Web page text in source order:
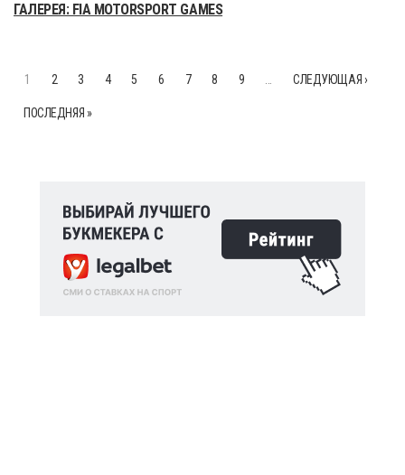
ГАЛЕРЕЯ: FIA MOTORSPORT GAMES
1 2 3 4 5 6 7 8 9 СЛЕДУЮЩАЯ ›
ПОСЛЕДНЯЯ »